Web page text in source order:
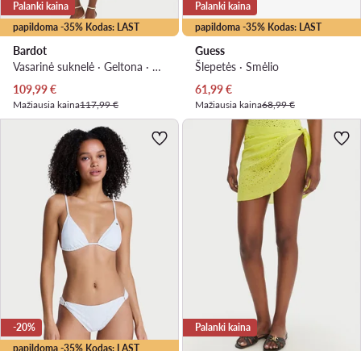
papildoma -35% Kodas: LAST
Palanki kaina
Bardot
Vasarinė suknelė · Geltona · Midi
Dabartinė kaina
109,99€
Mažiausia kaina117,99 €
papildoma -35% Kodas: LAST
Palanki kaina
Guess
Šlepetės · Smėlio
Dabartinė kaina
61,99€
Mažiausia kaina68,99 €
papildoma -35% Kodas: LAST
-20% Palanki kaina